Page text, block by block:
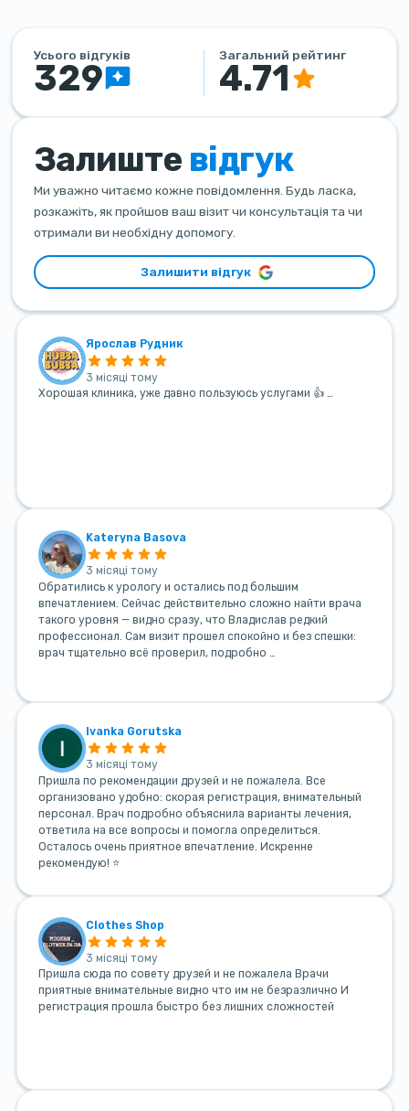
Усього відгуків
329
Загальний рейтинг
4.71
Залиште відгук
Ми уважно читаємо кожне повідомлення. Будь ласка,
розкажіть, як пройшов ваш візит чи консультація та чи
отримали ви необхідну допомогу.
Залишити відгук
Ярослав Рудник
3 місяці тому
Хорошая клиника, уже давно пользуюсь услугами 👍 …
Kateryna Basova
3 місяці тому
Обратились к урологу и остались под большим
впечатлением. Сейчас действительно сложно найти врача
такого уровня — видно сразу, что Владислав редкий
профессионал. Сам визит прошел спокойно и без спешки:
врач тщательно всё проверил, подробно …
Ivanka Gorutska
3 місяці тому
Пришла по рекомендации друзей и не пожалела. Все
организовано удобно: скорая регистрация, внимательный
персонал. Врач подробно объяснила варианты лечения,
ответила на все вопросы и помогла определиться.
Осталось очень приятное впечатление. Искренне
рекомендую! ⭐
Clothes Shop
3 місяці тому
Пришла сюда по совету друзей и не пожалела Врачи
приятные внимательные видно что им не безразлично И
регистрация прошла быстро без лишних сложностей